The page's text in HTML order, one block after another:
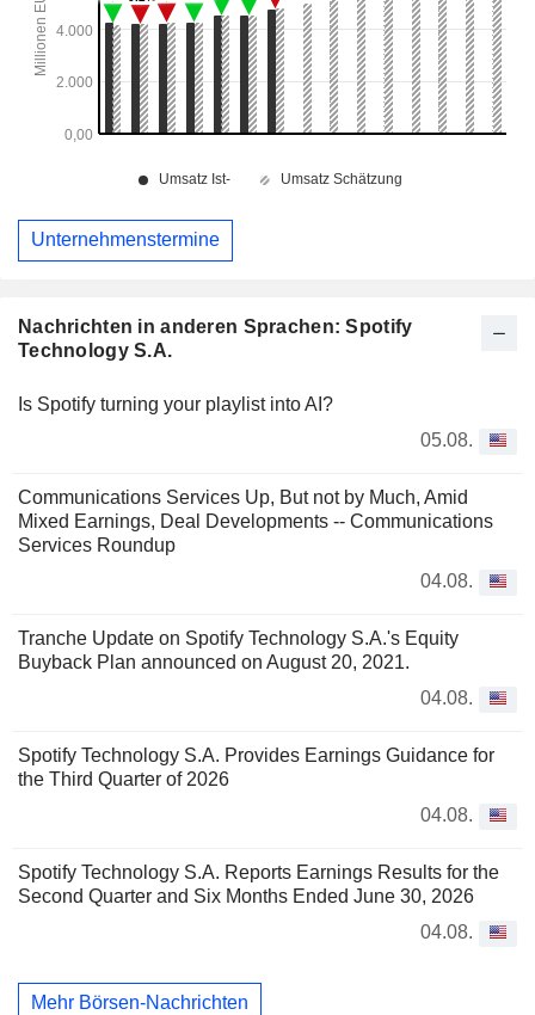
Nachrichten in anderen Sprachen: Spotify
Technology S.A.
Is Spotify turning your playlist into AI?
05.08.
Communications Services Up, But not by Much, Amid
Mixed Earnings, Deal Developments -- Communications
Services Roundup
04.08.
Tranche Update on Spotify Technology S.A.'s Equity
Buyback Plan announced on August 20, 2021.
04.08.
Spotify Technology S.A. Provides Earnings Guidance for
the Third Quarter of 2026
04.08.
Spotify Technology S.A. Reports Earnings Results for the
Second Quarter and Six Months Ended June 30, 2026
04.08.
Mehr Börsen-Nachrichten
Unternehmenstermine